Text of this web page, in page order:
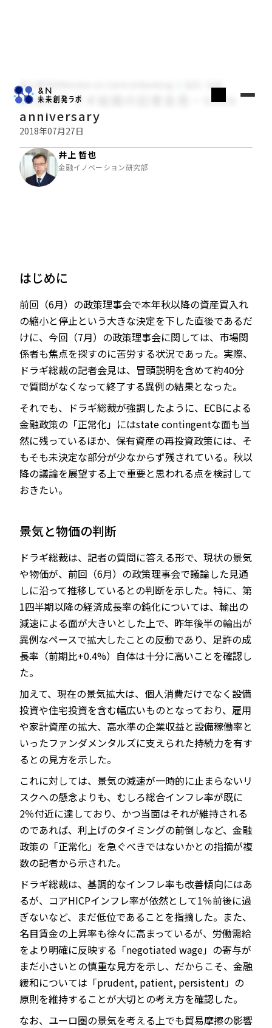
JP EN
井上哲也のReview on Central Banking
ECBのドラギ総裁の記者会見－Sixth
anniversary
2018年07月27日
井上 哲也
金融イノベーション研究部
はじめに
前回（6月）の政策理事会で本年秋以降の資産買入れ
の縮小と停止という大きな決定を下した直後であるだ
けに、今回（7月）の政策理事会に関しては、市場関
係者も焦点を探すのに苦労する状況であった。実際、
ドラギ総裁の記者会見は、冒頭説明を含めて約40分
で質問がなくなって終了する異例の結果となった。
それでも、ドラギ総裁が強調したように、ECBによる
金融政策の「正常化」にはstate contingentな面も当
然に残っているほか、保有資産の再投資政策には、そ
もそも未決定な部分が少なからず残されている。秋以
降の議論を展望する上で重要と思われる点を検討して
おきたい。
景気と物価の判断
ドラギ総裁は、記者の質問に答える形で、現状の景気
や物価が、前回（6月）の政策理事会で議論した見通
しに沿って推移しているとの判断を示した。特に、第
1四半期以降の経済成長率の鈍化については、輸出の
減速による面が大きいとした上で、昨年後半の輸出が
異例なペースで拡大したことの反動であり、足許の成
長率（前期比+0.4%）自体は十分に高いことを確認し
た。
加えて、現在の景気拡大は、個人消費だけでなく設備
投資や住宅投資を含む幅広いものとなっており、雇用
や家計資産の拡大、高水準の企業収益と設備稼働率と
いったファンダメンタルズに支えられた持続力を有す
るとの見方を示した。
これに対しては、景気の減速が一時的に止まらないリ
スクへの懸念よりも、むしろ総合インフレ率が既に
2％付近に達しており、かつ当面はそれが維持される
のであれば、利上げのタイミングの前倒しなど、金融
政策の「正常化」を急ぐべきではないかとの指摘が複
数の記者から示された。
ドラギ総裁は、基調的なインフレ率も改善傾向にはあ
るが、コアHICPインフレ率が依然として1％前後に過
ぎないなど、まだ低位であることを指摘した。また、
名目賃金の上昇率も徐々に高まっているが、労働需給
をより明確に反映する「negotiated wage」の寄与が
まだ小さいとの慎重な見方を示し、だからこそ、金融
緩和については「prudent, patient, persistent」の
原則を維持することが大切との考え方を確認した。
なお、ユーロ圏の景気を考える上でも貿易摩擦の影響